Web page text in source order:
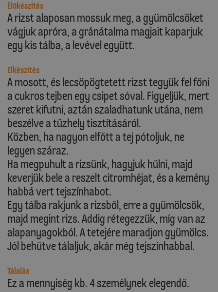
Előkészítés
A rizst alaposan mossuk meg, a gyümölcsöket
vágjuk apróra, a gránátalma magjait kaparjuk
egy kis tálba, a levével együtt.
Elkészítés
A mosott, és lecsöpögtetett rizst tegyük fel főni
a cukros tejben egy csipet sóval. Figyeljük, mert
szeret kifutni, aztán szaladhatunk utána, nem
beszélve a tűzhely tisztításáról.
Közben, ha nagyon elfőtt a tej pótoljuk, ne
legyen száraz.
Ha megpuhult a rizsünk, hagyjuk hűlni, majd
keverjük bele a reszelt citromhéjat, és a kemény
habbá vert tejszínhabot.
Egy tálba rakjunk a rizsből, erre a gyümölcsök,
majd megint rizs. Addig rétegezzük, míg van az
alapanyagokból. A tetejére maradjon gyümölcs.
Jól behűtve tálaljuk, akár még tejszínhabbal.
Tálalás
Ez a mennyiség kb. 4 személynek elegendő.